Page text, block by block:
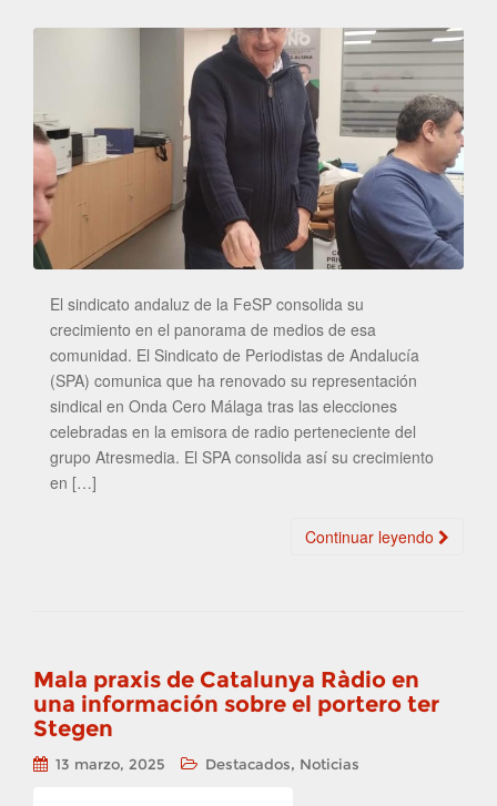
El sindicato andaluz de la FeSP consolida su
crecimiento en el panorama de medios de esa
comunidad. El Sindicato de Periodistas de Andalucía
(SPA) comunica que ha renovado su representación
sindical en Onda Cero Málaga tras las elecciones
celebradas en la emisora de radio perteneciente del
grupo Atresmedia. El SPA consolida así su crecimiento
en […]
Continuar leyendo
Mala praxis de Catalunya Ràdio en
una información sobre el portero ter
Stegen
13 marzo, 2025 Destacados, Noticias